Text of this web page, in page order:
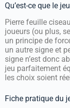
Qu’est-ce que le
Pierre feuille
joueurs (ou plus,
un principe de
un autre signe et
signe n’est donc
jeu parfaitement
les choix soient
Fiche pratique du